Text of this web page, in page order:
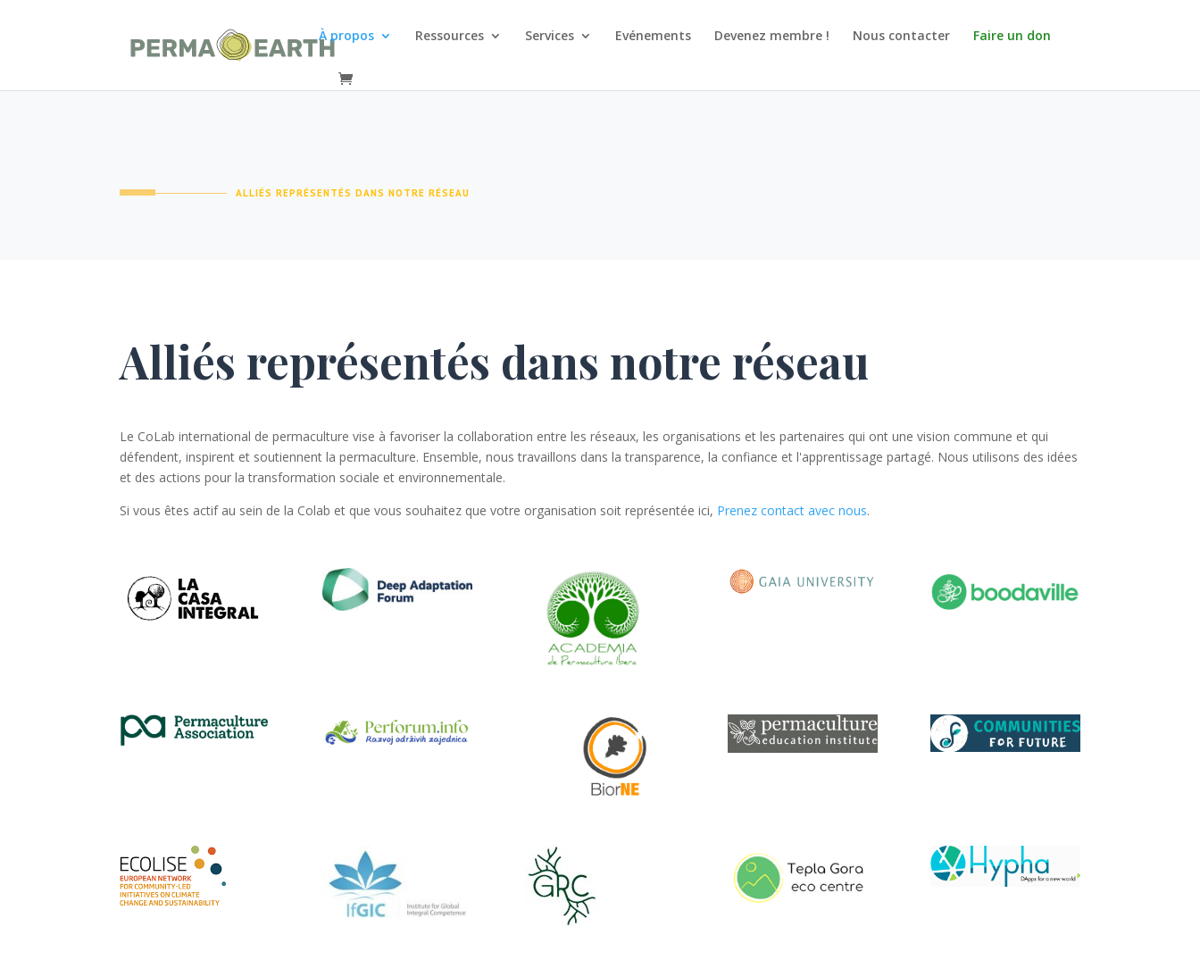
À propos Ressources Services Evénements Devenez membre ! Nous contacter Faire un don
ALLIÉS REPRÉSENTÉS DANS NOTRE RÉSEAU
Alliés représentés dans notre réseau
Le CoLab international de permaculture vise à favoriser la collaboration entre les réseaux, les organisations et les partenaires qui ont une vision commune et qui
défendent, inspirent et soutiennent la permaculture. Ensemble, nous travaillons dans la transparence, la confiance et l'apprentissage partagé. Nous utilisons des idées
et des actions pour la transformation sociale et environnementale.
Si vous êtes actif au sein de la Colab et que vous souhaitez que votre organisation soit représentée ici, Prenez contact avec nous.